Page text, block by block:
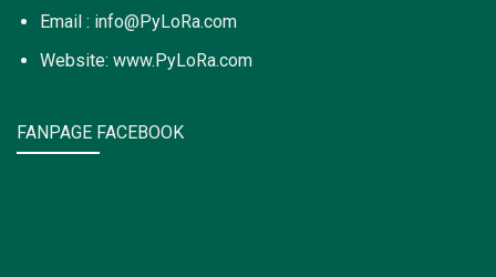
Email : info@PyLoRa.com
Website: www.PyLoRa.com
FANPAGE FACEBOOK